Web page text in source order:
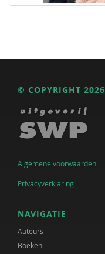
© COPYRIGHT 2026
Algemene voorwaarden
Privacyverklaring
NAVIGATIE
Auteurs
Boeken